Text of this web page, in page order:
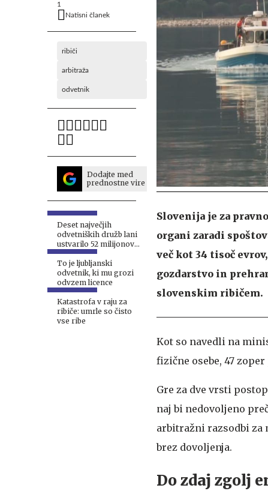
1
Natisni članek
ribiči
arbitraža
odvetnik
Dodajte med
prednostne vire
Deset največjih
odvetniških družb lani
ustvarilo 52 milijonov
evrov prihodkov
To je ljubljanski
odvetnik, ki mu grozi
odvzem licence
Katastrofa v raju za
ribiče: umrle so čisto
vse ribe
Slovenija je za
organi zaradi
več kot 34 tisoč
gozdarstvo in
slovenskim ribičem.
Kot so navedli na
fizične osebe, 47
Gre za dve vrsti
naj bi nedovoljeno
arbitražni razsodbi za
brez dovoljenja.
Do zdaj zgolj